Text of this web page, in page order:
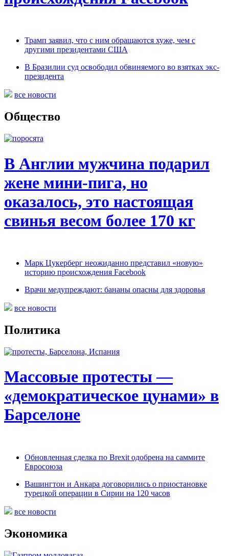
Трамп заявил, что с ним обращаются хуже, чем с
другими президентами США
В Бразилии суд освободил обвиняемого во взятках экс-
президента
все новости
Общество
В Англии мужчина подарил
жене мини-пига, но
оказалось, это настоящая
свинья весом более 170 кг
Марк Цукерберг неожиданно представил «новую»
историю происхождения Facebook
Врачи медупреждают: бананы опасны для здоровья
все новости
Политика
Массовые протесты —
«демократическое цунами» в
Барселоне
Обновленная сделка по Brexit одобрена на саммите
Евросоюза
Вашингтон и Анкара договорились о приостановке
турецкой операции в Сирии на 120 часов
все новости
Экономика